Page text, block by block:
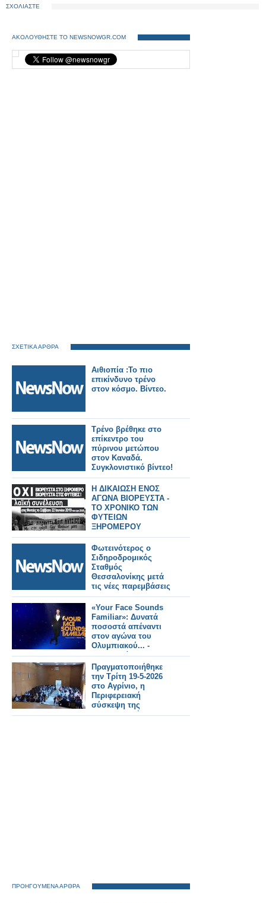
ΣΧΟΛΙΑΣΤΕ
ΑΚΟΛΟΥΘΗΣΤΕ ΤΟ NEWSNOWGR.COM
ΣΧΕΤΙΚΑ ΑΡΘΡΑ
Αιθιοπία :Το πιο
επικίνδυνο τρένο
στον κόσμο. Βίντεο.
Τρένο βρέθηκε στο
επίκεντρο του
πύρινου μετώπου
στον Καναδά.
Συγκλονιστικό βίντεο!
Η ΔΙΚΑΙΩΣΗ ΕΝΟΣ
ΑΓΩΝΑ ΒΙΟΡΕΥΣΤΑ -
ΤΟ ΧΡΟΝΙΚΟ ΤΩΝ
ΦΥΤΕΙΩΝ
ΞΗΡΟΜΕΡΟΥ
Φωτεινότερος ο
Σιδηροδρομικός
Σταθμός
Θεσσαλονίκης μετά
τις νέες παρεμβάσεις
στον
ηλεκτροφωτισμό.
Εικόνες και βίντεο.
«Your Face Sounds
Familiar»: Δυνατά
ποσοστά απέναντι
στον αγώνα του
Ολυμπιακού... -
Αναλυτικά τα 15'
Πραγματοποιήθηκε
την Τρίτη 19-5-2026
στο Αγρίνιο, η
Περιφερειακή
σύσκεψη της
Συντονιστικής
ΠΡΟΗΓΟΥΜΕΝΑ ΑΡΘΡΑ